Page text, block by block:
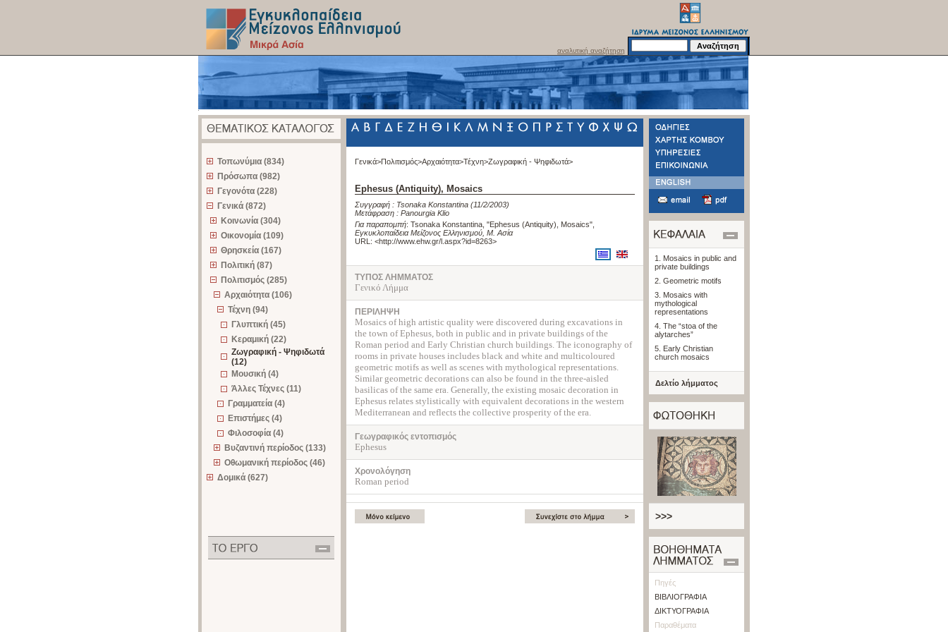
αναλυτική αναζήτηση
Τοπωνύμια (834)
Πρόσωπα (982)
Γεγονότα (228)
Γενικά (872)
Κοινωνία (304)
Οικονομία (109)
Θρησκεία (167)
Πολιτική (87)
Πολιτισμός (285)
Αρχαιότητα (106)
Τέχνη (94)
Γλυπτική (45)
Κεραμική (22)
Ζωγραφική - Ψηφιδωτά
(12)
Μουσική (4)
Άλλες Τέχνες (11)
Γραμματεία (4)
Επιστήμες (4)
Φιλοσοφία (4)
Βυζαντινή περίοδος (133)
Οθωμανική περίοδος (46)
Δομικά (627)
Γενικά>Πολιτισμός>Αρχαιότητα>Τέχνη>Ζωγραφική - Ψηφιδωτά>
Ephesus (Antiquity), Mosaics
Συγγραφή : Tsonaka Konstantina (11/2/2003)
Μετάφραση : Panourgia Klio
Για παραπομπή: Tsonaka Konstantina, "Ephesus (Antiquity), Mosaics"
Εγκυκλοπαίδεια Μείζονος Ελληνισμού, Μ. Ασία
URL: <http://www.ehw.gr/l.aspx?id=8263>
ΤΥΠΟΣ ΛΗΜΜΑΤΟΣ
Γενικό Λήμμα
ΠΕΡΙΛΗΨΗ
Mosaics of high artistic quality were discovered during excavations in
the town of Ephesus, both in public and in private buildings of the
Roman period and Early Christian church buildings. The iconography of
rooms in private houses includes black and white and multicoloured
geometric motifs as well as scenes with mythological representations.
Similar geometric decorations can also be found in the three-aisled
basilicas of the same era. Generally, the existing mosaic decoration in
Ephesus relates stylistically with equivalent decorations in the western
Mediterranean and reflects the collective prosperity of the era.
Γεωγραφικός εντοπισμός
Ephesus
Χρονολόγηση
Roman period
1. Mosaics in public and
private buildings
2. Geometric motifs
3. Mosaics with
mythological
representations
4. The “stoa of the
alytarches”
5. Early Christian
church mosaics
Δελτίο λήμματος
>>>
Πηγές
ΒΙΒΛΙΟΓΡΑΦΙΑ
ΔΙΚΤΥΟΓΡΑΦΙΑ
Παραθέματα